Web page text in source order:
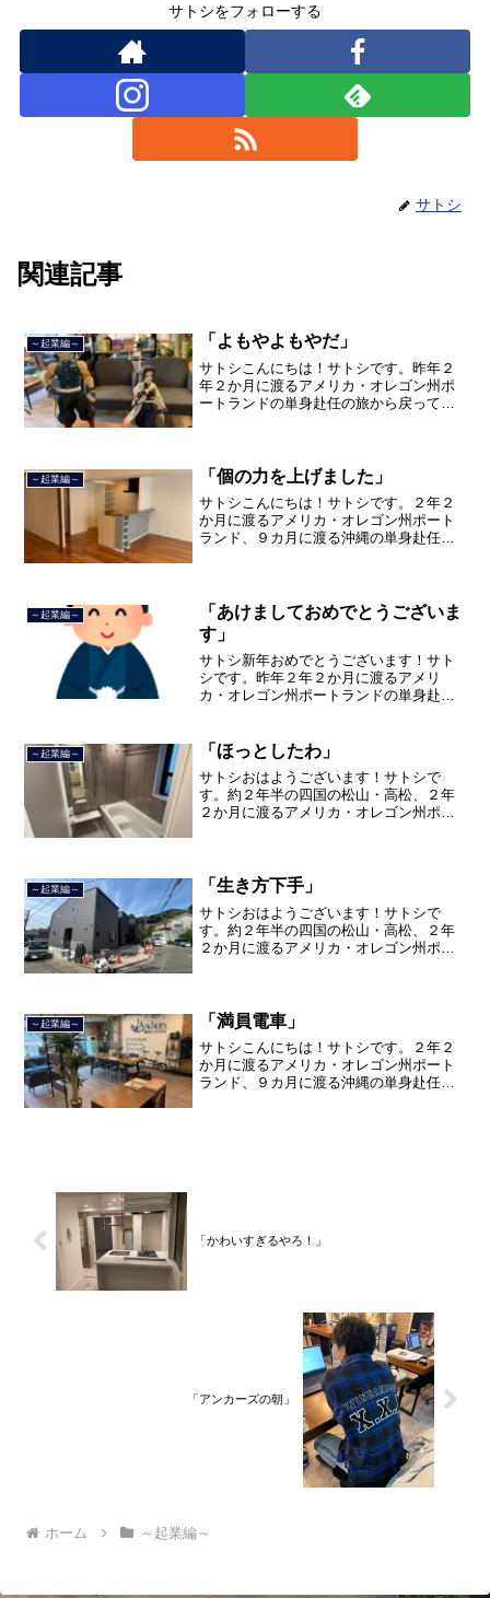
サトシをフォローする
サトシ
関連記事
～起業編～ 「よもやよもやだ」
サトシこんにちは！サトシです。昨年２
年２か月に渡るアメリカ・オレゴン州ポ
ートランドの単身赴任の旅から戻ってき
し、東京都品川区南大井で不...
～起業編～ 「個の力を上げました」
サトシこんにちは！サトシです。２年２
か月に渡るアメリカ・オレゴン州ポート
ランド、９カ月に渡る沖縄の単身赴任の
品川区南大井で不動産を主...
～起業編～
「あけましておめでとうございま
す」
サトシ新年おめでとうございます！サト
シです。昨年２年２か月に渡るアメリ
カ・オレゴン州ポートランドの単身赴任
０２１年３月５日で２３年間のサラリー
マン人生を卒業し、東京都品...
～起業編～ 「ほっとしたわ」
サトシおはようございます！サトシで
す。約２年半の四国の松山・高松、２年
２か月に渡るアメリカ・オレゴン州ポー
て、２０２１年３月９日より東...
～起業編～ 「生き方下手」
サトシおはようございます！サトシで
す。約２年半の四国の松山・高松、２年
２か月に渡るアメリカ・オレゴン州ポー
て、２０２１年３月９日より東...
～起業編～ 「満員電車」
サトシこんにちは！サトシです。２年２
か月に渡るアメリカ・オレゴン州ポート
ランド、９カ月に渡る沖縄の単身赴任の
「かわいすぎるやろ！」
「アンカーズの朝」
ホーム ～起業編～